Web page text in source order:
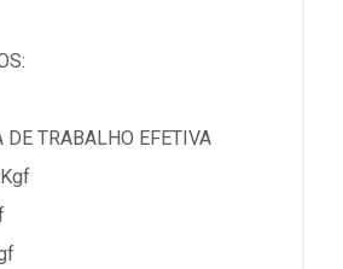
TRABALHO EFETIVA